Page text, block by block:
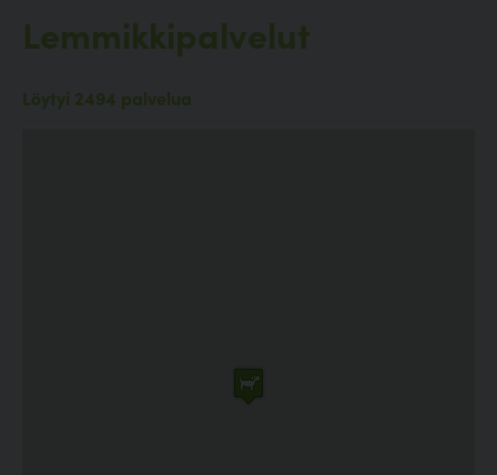
Lemmikkipalvelut
Löytyi 2494 palvelua